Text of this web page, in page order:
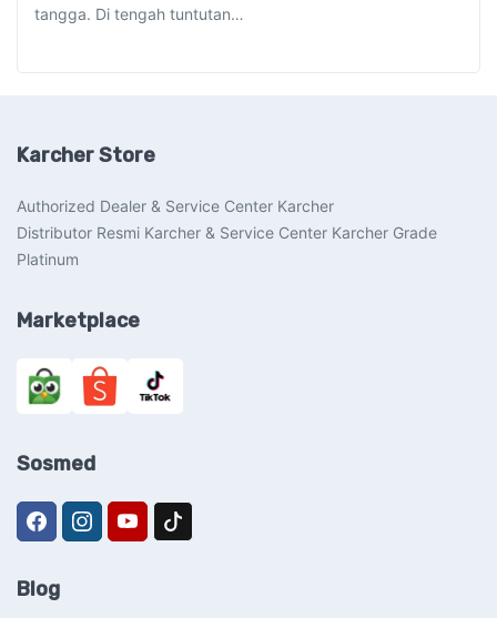
tangga. Di tengah tuntutan…
Karcher Store
Authorized Dealer & Service Center Karcher
Distributor Resmi Karcher & Service Center Karcher Grade
Platinum
Marketplace
Sosmed
Blog